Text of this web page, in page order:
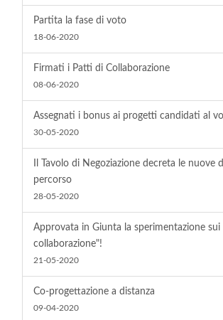
Partita la fase di voto
18-06-2020
Firmati i Patti di Collaborazione
08-06-2020
Assegnati i bonus ai progetti candidati al
30-05-2020
Il Tavolo di Negoziazione decreta le nuove
percorso
28-05-2020
Approvata in Giunta la sperimentazione
collaborazione"!
21-05-2020
Co-progettazione a distanza
09-04-2020